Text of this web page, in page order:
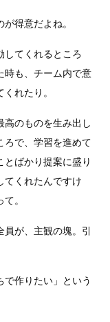
得意だよね。
してくれるところ
時も、チーム内で意
れたり。
高のものを生み出し
ろで、学習を進めて
ばかり提案に盛り
てくれたんですけ
。
員が、主観の塊。引
作りたい」という